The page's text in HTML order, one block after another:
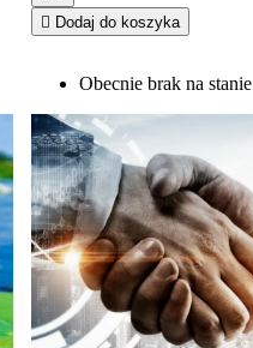
 Dodaj do koszyka
Obecnie brak na stanie